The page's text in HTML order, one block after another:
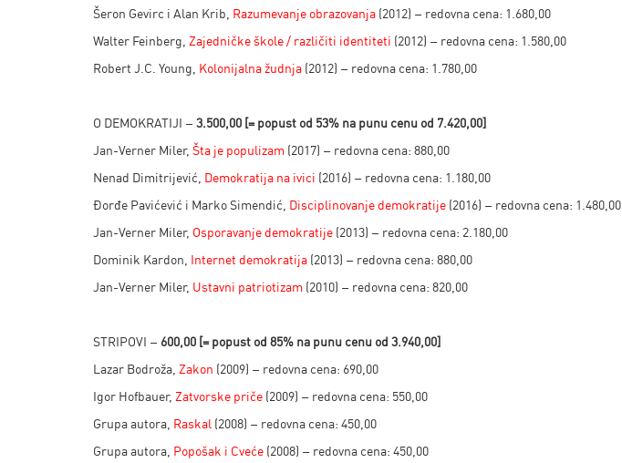
Šeron Gevirc i Alan Krib, Razumevanje obrazovanja (2012) – redovna cena: 1.680,00
Walter Feinberg, Zajedničke škole / različiti identiteti (2012) – redovna cena: 1.580,00
Robert J.C. Young, Kolonijalna žudnja (2012) – redovna cena: 1.780,00
O DEMOKRATIJI – 3.500,00 [= popust od 53% na punu cenu od 7.420,00]
Jan-Verner Miler, Šta je populizam (2017) – redovna cena: 880,00
Nenad Dimitrijević, Demokratija na ivici (2016) – redovna cena: 1.180,00
Đorđe Pavićević i Marko Simendić, Disciplinovanje demokratije (2016) – redovna cena: 1.480,00
Jan-Verner Miler, Osporavanje demokratije (2013) – redovna cena: 2.180,00
Dominik Kardon, Internet demokratija (2013) – redovna cena: 880,00
Jan-Verner Miler, Ustavni patriotizam (2010) – redovna cena: 820,00
STRIPOVI – 600,00 [= popust od 85% na punu cenu od 3.940,00]
Lazar Bodroža, Zakon (2009) – redovna cena: 690,00
Igor Hofbauer, Zatvorske priče (2009) – redovna cena: 550,00
Grupa autora, Raskal (2008) – redovna cena: 450,00
Grupa autora, Popošak i Cveće (2008) – redovna cena: 450,00